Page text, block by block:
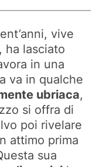
vive
ha lasciato
in una
va in qualche
ubriaca,
si offra di
poi rivelare
attimo prima
sua